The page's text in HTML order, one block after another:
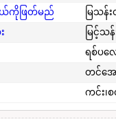
ယ်ကိုဖြတ်မည်
မြသန်
မြင့်သန်
ရစ်ပလ
တင်အေ
ကင်း၊